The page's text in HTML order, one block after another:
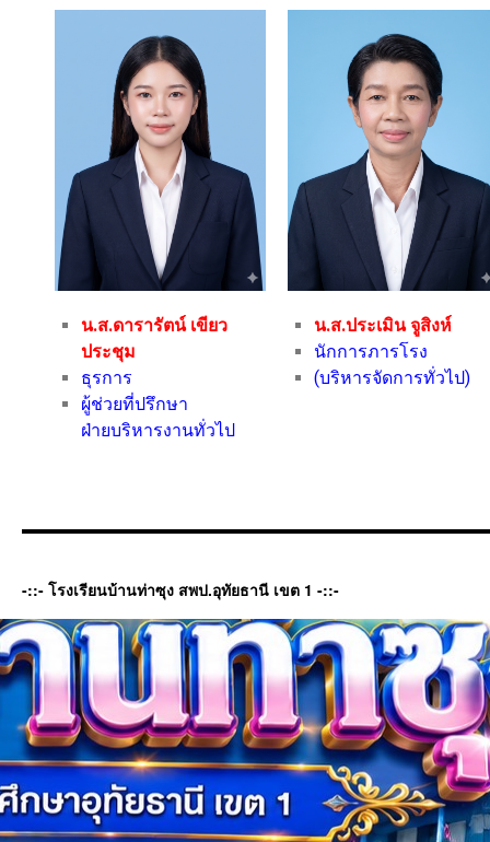
น.ส.ดารารัตน์ เขียว
ประชุม
ธุรการ
ผู้ช่วยที่ปรึกษา
ฝ่ายบริหารงานทั่วไป
น.ส.ประเมิน จูสิงห์
นักการภารโรง
(บริหารจัดการทั่วไป)
-::- โรงเรียนบ้านท่าซุง สพป.อุทัยธานี เขต 1 -::-